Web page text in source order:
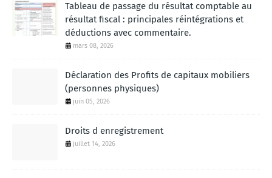
Tableau de passage du résultat comptable au
résultat fiscal : principales réintégrations et
déductions avec commentaire.
mars 08, 2026
Déclaration des Profits de capitaux mobiliers
(personnes physiques)
juin 05, 2026
Droits d enregistrement
juillet 14, 2026